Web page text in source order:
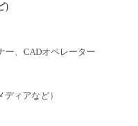
)
ー、CADオペレーター
ィアなど）